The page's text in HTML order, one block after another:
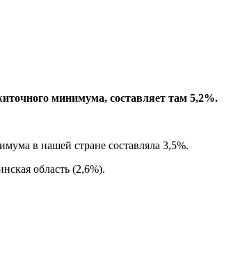
минимума, составляет там 5,2%.
в нашей стране составляла 3,5%.
область (2,6%).